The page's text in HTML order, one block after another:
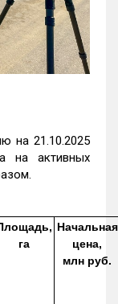
на 21.10.2025
на активных
га
Начальная
цена,
млн руб.